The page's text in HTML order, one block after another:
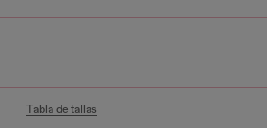
Tabla de tallas